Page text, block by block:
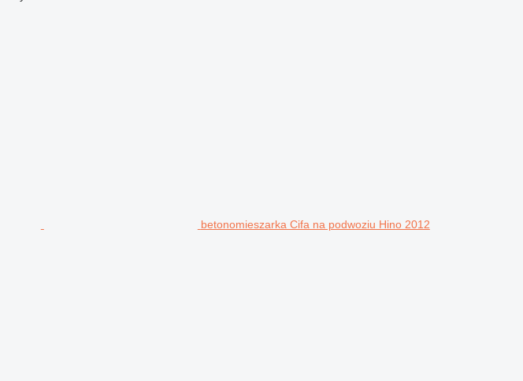
betonomieszarka Cifa na podwoziu Hino 2012